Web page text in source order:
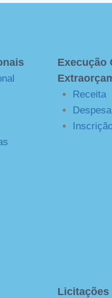
Execução
Receita
Despesa
Licitações